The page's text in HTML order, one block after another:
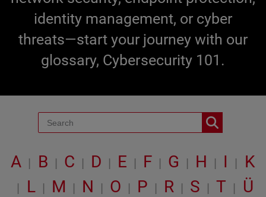
identity management, or cyber
threats—start your journey with our
glossary, Cybersecurity 101.
A | B | C | D | E | F | G | H | I | K
| L | M | N | O | P | R | S | T | Ü